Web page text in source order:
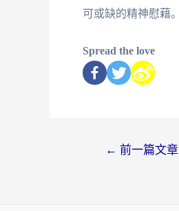
可或缺的精神慰藉。
Spread the love
← 前一篇文章